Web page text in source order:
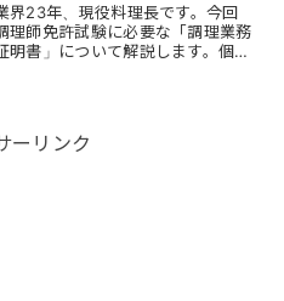
界23年、現役料理長です。今回
理師免許試験に必要な「調理業務
明書」について解説します。個人
ーリンク